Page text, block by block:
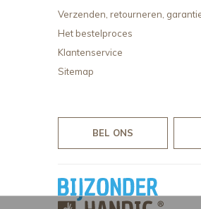
Verzenden, retourneren,
Het bestelproces
Klantenservice
Sitemap
BEL ONS